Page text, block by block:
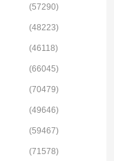
(57290)
(48223)
(46118)
(66045)
(70479)
(49646)
(59467)
(71578)